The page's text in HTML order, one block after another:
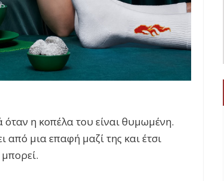
η κοπέλα του είναι θυμωμένη.
από μια επαφή μαζί της και έτσι